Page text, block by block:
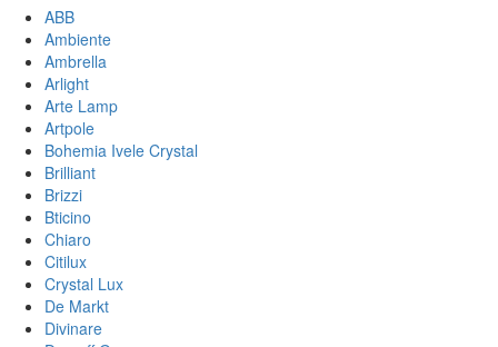
ABB
Ambiente
Ambrella
Arlight
Arte Lamp
Artpole
Bohemia Ivele Crystal
Brilliant
Brizzi
Bticino
Chiaro
Citilux
Crystal Lux
De Markt
Divinare